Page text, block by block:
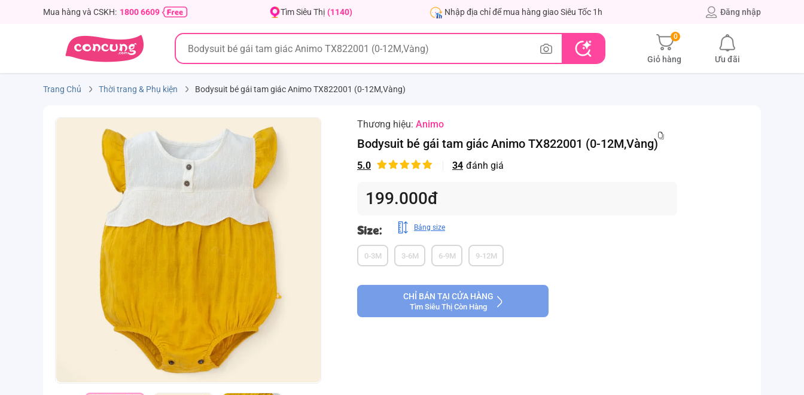
Mua hàng và CSKH: 1800 6609 Tìm Siêu Thị (1140) Nhập địa chỉ để mua hàng giao Siêu Tốc 1h Đăng nhập
0
Giỏ hàng Ưu đãi
Trang Chủ Thời trang & Phụ kiện Bodysuit bé gái tam giác Animo TX822001 (0-12M,Vàng)
Thương hiệu: Animo
Bodysuit bé gái tam giác Animo TX822001 (0-12M,Vàng)
5.0 34 đánh giá
199.000đ
Size: Bảng size
0-3M 3-6M 6-9M 9-12M
CHỈ BÁN TẠI CỬA HÀNG
Tìm Siêu Thị Còn Hàng